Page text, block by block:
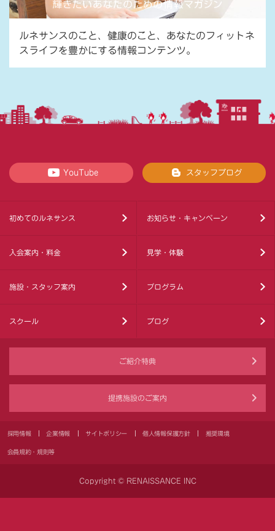
ルネサンスのこと、健康のこと、あなたのフィットネ
スライフを豊かにする情報コンテンツ。
YouTube スタッフブログ
初めてのルネサンス お知らせ・キャンペーン
入会案内・料金 見学・体験
施設・スタッフ案内 プログラム
スクール ブログ
ご紹介特典
提携施設のご案内
採用情報 企業情報 サイトポリシー 個人情報保護方針 推奨環境
会員規約・規則等
Copyright © RENAISSANCE INC